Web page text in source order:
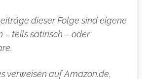
dieser Folge sind eigene
– teils satirisch – oder
verweisen auf Amazon.de,